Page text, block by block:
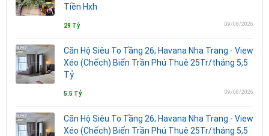
Tiền Hxh
29 Tỷ 09/08/2026
Căn Hộ Siêu To Tầng 26; Havana Nha Trang - View
Xéo (Chếch) Biển Trần Phú Thuê 25Tr/tháng 5,5
Tỷ
5.5 Tỷ 09/08/2026
Căn Hộ Siêu To Tầng 26; Havana Nha Trang - View
Xéo (Chếch) Biển Trần Phú Thuê 25Tr/tháng 5,5